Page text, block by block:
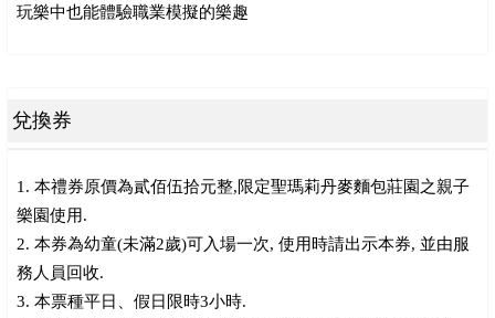
玩樂中也能體驗職業模擬的樂趣
兌換券
1. 本禮券原價為貳佰伍拾元整,限定聖瑪莉丹麥麵包莊園之親子
樂園使用.
2. 本券為幼童(未滿2歲)可入場一次, 使用時請出示本券, 並由服
務人員回收.
3. 本票種平日、假日限時3小時.